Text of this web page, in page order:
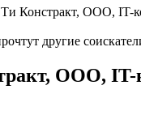
Констракт, ООО,
другие
ООО, IT-